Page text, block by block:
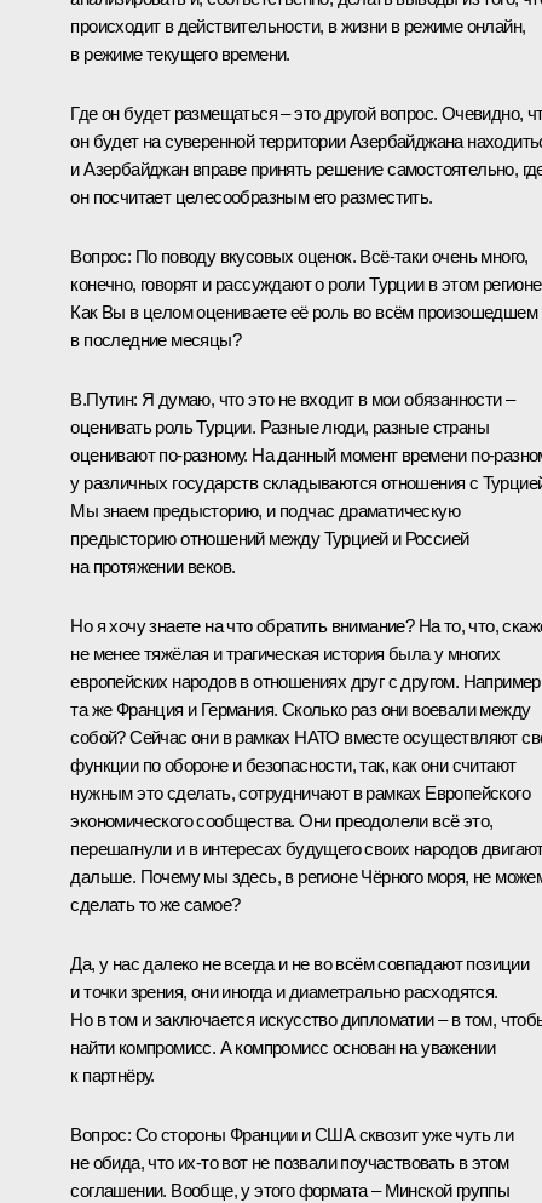
происходит в действительности, в жизни в режиме онлайн,
в режиме текущего времени.
Где он будет размещаться – это другой вопрос. Очевидно,
он будет на суверенной территории Азербайджана
и Азербайджан вправе принять решение самостоятельно,
он посчитает целесообразным его разместить.
Вопрос: По поводу вкусовых оценок. Всё-таки очень много,
конечно, говорят и рассуждают о роли Турции в этом
Как Вы в целом оцениваете её роль во всём произошедшем
в последние месяцы?
В.Путин: Я думаю, что это не входит в мои обязанности –
оценивать роль Турции. Разные люди, разные страны
оценивают по-разному. На данный момент времени по-
у различных государств складываются отношения с
Мы знаем предысторию, и подчас драматическую
предысторию отношений между Турцией и Россией
на протяжении веков.
Но я хочу знаете на что обратить внимание? На то, что,
не менее тяжёлая и трагическая история была у многих
европейских народов в отношениях друг с другом.
та же Франция и Германия. Сколько раз они воевали между
собой? Сейчас они в рамках НАТО вместе осуществляют
функции по обороне и безопасности, так, как они считают
нужным это сделать, сотрудничают в рамках Европейского
экономического сообщества. Они преодолели всё это,
перешагнули и в интересах будущего своих народов
дальше. Почему мы здесь, в регионе Чёрного моря, не
сделать то же самое?
Да, у нас далеко не всегда и не во всём совпадают позиции
и точки зрения, они иногда и диаметрально расходятся.
Но в том и заключается искусство дипломатии – в том,
найти компромисс. А компромисс основан на уважении
к партнёру.
Вопрос: Со стороны Франции и США сквозит уже чуть ли
не обида, что их-то вот не позвали поучаствовать в этом
соглашении. Вообще, у этого формата – Минской группы